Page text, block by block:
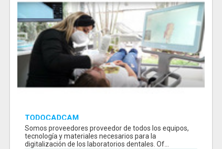
TODOCADCAM
Somos proveedores proveedor de todos los equipos,
tecnología y materiales necesarios para la
digitalización de los laboratorios dentales. Of...